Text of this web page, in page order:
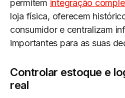
permitem integração
loja física, oferecem
consumidor e centralizam
importantes para as suas
Controlar estoque e
real